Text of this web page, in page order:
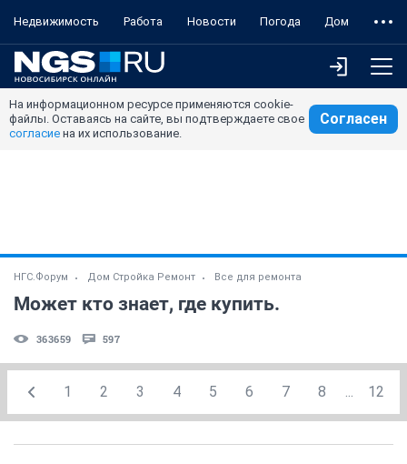
Недвижимость Работа Новости Погода Дом
На информационном ресурсе применяются cookie-
файлы. Оставаясь на сайте, вы подтверждаете свое
согласие на их использование.
Согласен
НГС.Форум Дом Стройка Ремонт Все для ремонта
Может кто знает, где купить.
363659 597
1 2 3 4 5 6 7 8 12